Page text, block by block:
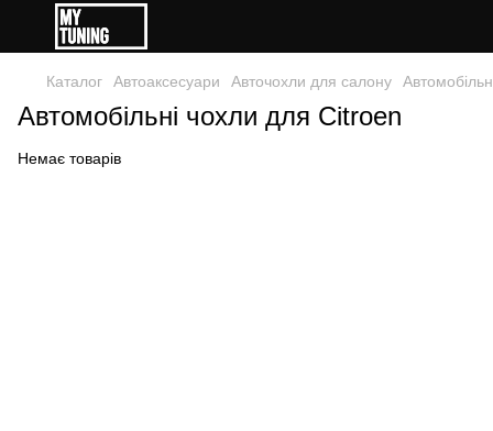
Каталог Автоаксесуари Авточохли для салону
Автомобільні чохли для Citroen
Немає товарів